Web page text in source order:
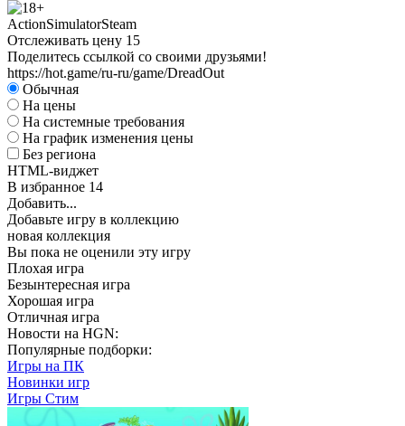
ActionSimulatorSteam
Отслеживать цену 15
Поделитесь ссылкой со своими друзьями!
https://hot.game/ru-ru/game/DreadOut
Обычная
На цены
На системные требования
На график изменения цены
Без региона
HTML-виджет
В избранное 14
Добавить...
Добавьте игру в коллекцию
новая коллекция
Вы пока не оценили эту игру
Плохая игра
Безынтересная игра
Хорошая игра
Отличная игра
Новости на HGN:
Популярные подборки:
Игры на ПК
Новинки игр
Игры Стим